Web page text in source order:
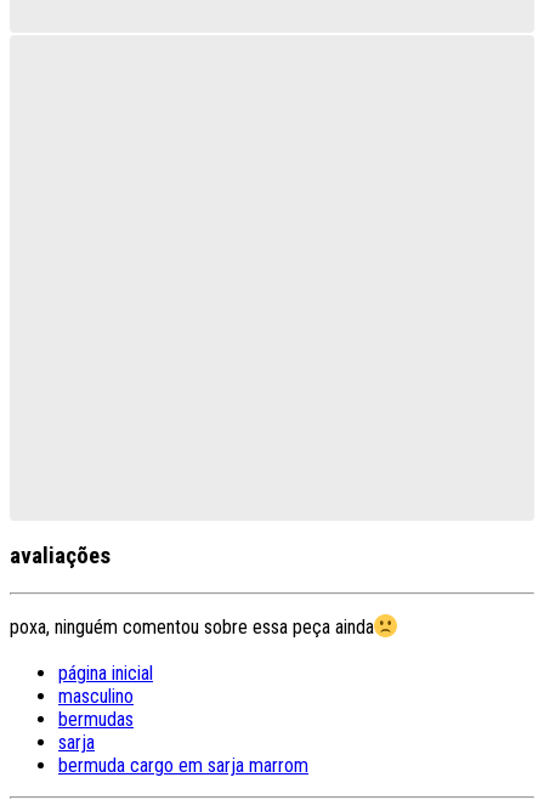
avaliações
poxa, ninguém comentou sobre essa peça ainda
página inicial
masculino
bermudas
sarja
bermuda cargo em sarja marrom